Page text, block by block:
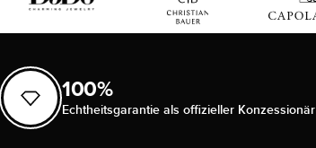
100%
Echtheitsgarantie als offizieller Konzessionär